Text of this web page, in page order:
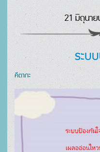
21 มิถุนา
ระบ
คีตากะ